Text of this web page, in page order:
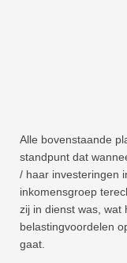
Alle bovenstaande
standpunt dat
/ haar investeringen
inkomensgroep
zij in dienst was, wat
belastingvoordelen
gaat.